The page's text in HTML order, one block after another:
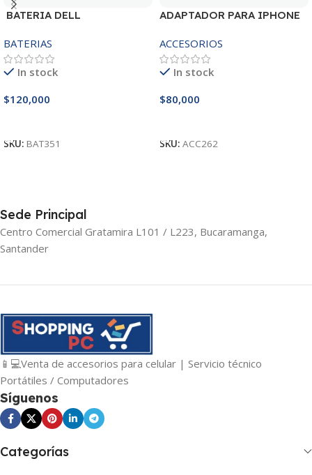
BATERIA DELL
3521/5421/3425 14.8V
BATERIAS
In stock
$120,000
SKU: BAT351
ADAPTADOR PARA IPHONE
ACCESORIOS
In stock
$80,000
SKU: ACC262
Sede Principal
Centro Comercial Gratamira L101 / L223, Bucaramanga,
Santander
📱💻Venta de accesorios para celular | Servicio técnico
Portátiles / Computadores
Síguenos
Categorías